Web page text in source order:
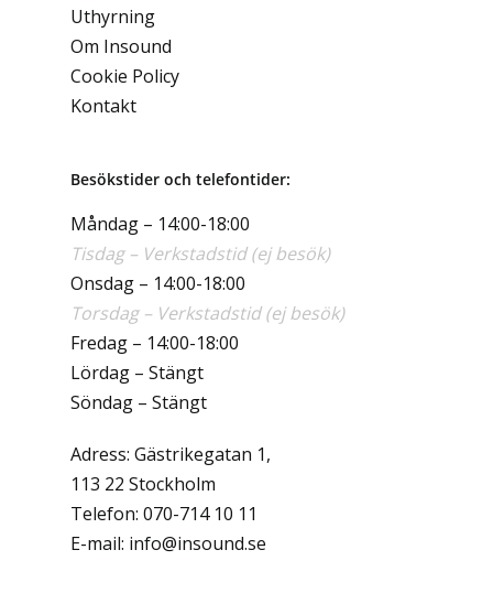
Uthyrning
Om Insound
Cookie Policy
Kontakt
Besökstider och telefontider:
Måndag – 14:00-18:00
Tisdag – Verkstadstid (ej besök)
Onsdag – 14:00-18:00
Torsdag – Verkstadstid (ej besök)
Fredag – 14:00-18:00
Lördag – Stängt
Söndag – Stängt
Adress: Gästrikegatan 1,
113 22 Stockholm
Telefon: 070-714 10 11
E-mail: info@insound.se